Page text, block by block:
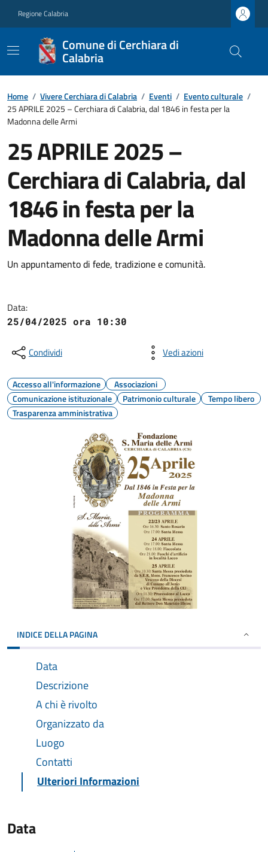
Regione Calabria
Comune di Cerchiara di
Calabria
Home / Vivere Cerchiara di Calabria / Eventi / Evento culturale /
25 APRILE 2025 – Cerchiara di Calabria, dal 1846 in festa per la
Madonna delle Armi
25 APRILE 2025 –
Cerchiara di Calabria, dal
1846 in festa per la
Madonna delle Armi
Un appuntamento di fede, tradizione e comunità.
Data:
25/04/2025 ora 10:30
Condividi Vedi azioni
Accesso all'informazione
Associazioni
Comunicazione istituzionale
Patrimonio culturale
Tempo libero
Trasparenza amministrativa
INDICE DELLA PAGINA
Data
Descrizione
A chi è rivolto
Organizzato da
Luogo
Contatti
Ulteriori Informazioni
Data